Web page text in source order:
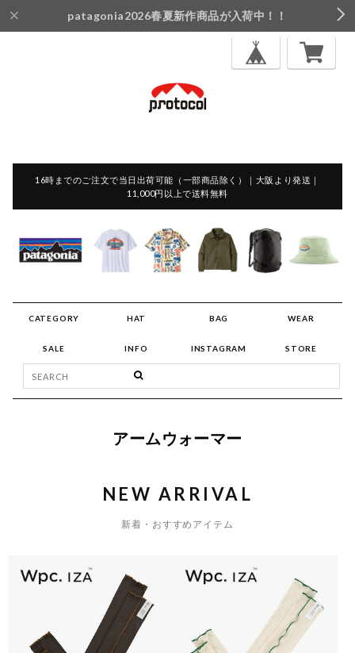
patagonia2026春夏新作商品が入荷中！！
16時までのご注文で当日出荷可能（一部商品除く）｜大阪より発送｜
11,000円以上で送料無料
CATEGORY HAT BAG WEAR
SALE INFO INSTAGRAM STORE
アームウォーマー
NEW ARRIVAL
新着・おすすめアイテム